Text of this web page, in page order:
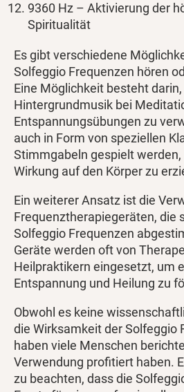
9360 Hz – Aktivierung der
Spiritualität
Es gibt verschiedene
Solfeggio Frequenzen hören
Eine Möglichkeit besteht
Hintergrundmusik bei
Entspannungsübungen zu
auch in Form von speziellen
Stimmgabeln gespielt
Wirkung auf den Körper zu
Ein weiterer Ansatz ist die
Frequenztherapiegeräten, die
Solfeggio Frequenzen
Geräte werden oft von
Heilpraktikern eingesetzt, um
Entspannung und Heilung zu
Obwohl es keine
die Wirksamkeit der Solfeggio
haben viele Menschen
Verwendung profitiert haben.
zu beachten, dass die